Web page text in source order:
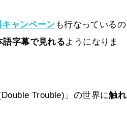
ャンペーン も行なっているの
字幕で見れるようになりま
Trouble)」の世界に触れ